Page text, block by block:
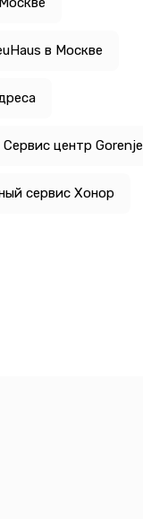
в Москве
Сервис центр Gorenje
сервис Хонор